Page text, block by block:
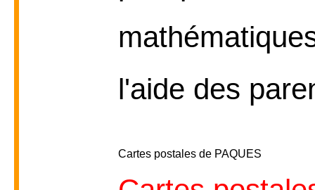
l'aide des
Cartes postales de PAQUES